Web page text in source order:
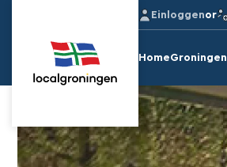
Einloggenor
HomeGroningen